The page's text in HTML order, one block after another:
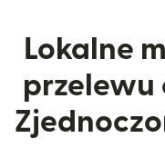
Lokalne
przelewu